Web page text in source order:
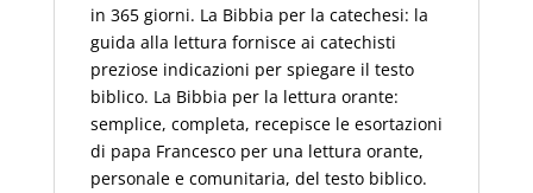
in 365 giorni. La Bibbia per la catechesi: la
guida alla lettura fornisce ai catechisti
preziose indicazioni per spiegare il testo
biblico. La Bibbia per la lettura orante:
semplice, completa, recepisce le esortazioni
di papa Francesco per una lettura orante,
personale e comunitaria, del testo biblico.